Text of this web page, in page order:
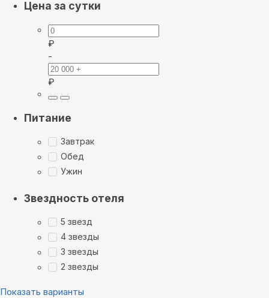
Цена за сутки
₽
-
₽
Питание
Завтрак
Обед
Ужин
Звездность отеля
5 звезд
4 звезды
3 звезды
2 звезды
Показать варианты